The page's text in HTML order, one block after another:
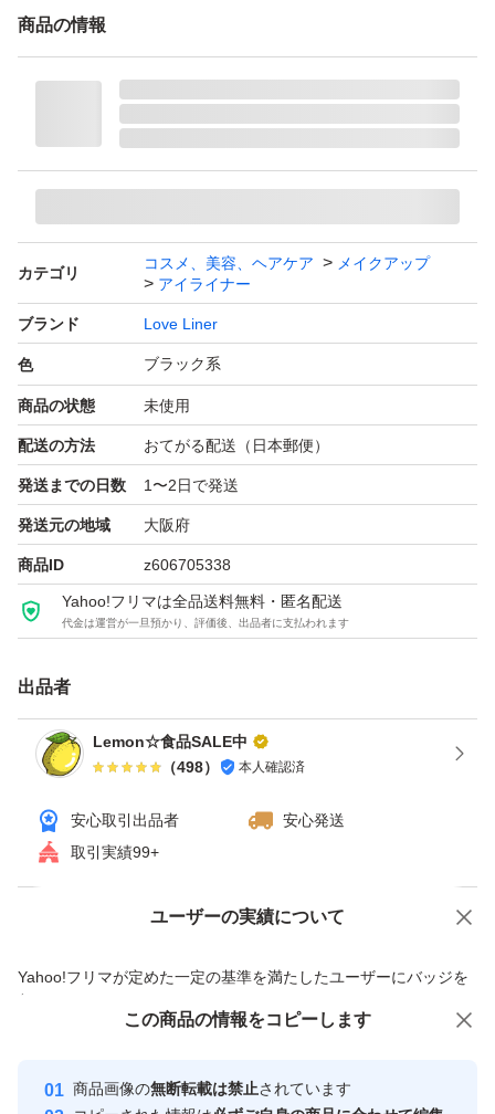
よろしくお願いいたします。
ラブ・ライナー クリームフィットペンシルR
（ブラック/極細楕円芯）
商品の情報
カテゴリ
コスメ、美容、ヘアケア
メイクアップ
アイライナー
ブランド Love Liner
色 ブラック系
商品の状態 未使用
配送の方法 おてがる配送（日本郵便）
発送までの日数 1〜2日で発送
発送元の地域 大阪府
商品ID z606705338
Yahoo!フリマは全品送料無料・匿名配送
代金は運営が一旦預かり、評価後、出品者に支払われます
出品者
Lemon☆食品SALE中
（498） 本人確認済
安心取引出品者
安心発送
取引実績99+
ユーザーの実績について
Yahoo!フリマが定めた一定の基準を満たしたユーザーにバッジを
付与しています
安心取引出品者
心・安全なユーザーです
価格の相談 商品への質問
この商品の情報をコピーします
商品画像の無断転載は禁止されています
この商品をみている人にオススメ